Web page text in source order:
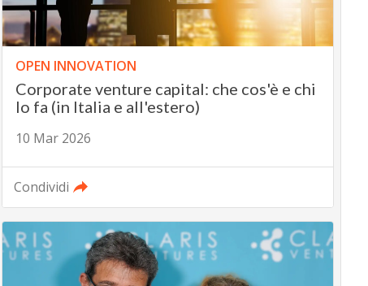
OPEN INNOVATION
Corporate venture capital: che cos'è e chi
lo fa (in Italia e all'estero)
10 Mar 2026
Condividi